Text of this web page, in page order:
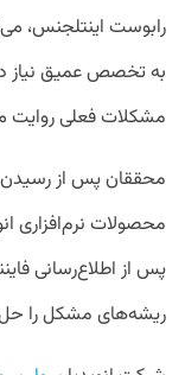
رابوست اینتلجنس،
به تخصص عمیق نیاز
مشکلات فعلی روایت
محققان پس از رسیدن
محصولات نرم‌افزاری
پس از اطلاع‌رسانی
ریشه‌های مشکل را